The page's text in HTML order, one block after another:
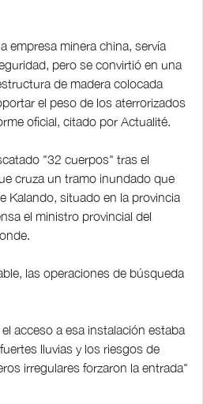
empresa minera china, servía
pero se convirtió en una
de madera colocada
el peso de los aterrorizados
oficial, citado por Actualité.
"32 cuerpos" tras el
cruza un tramo inundado que
Kalando, situado en la provincia
el ministro provincial del
las operaciones de búsqueda
acceso a esa instalación estaba
lluvias y los riesgos de
irregulares forzaron la entrada"